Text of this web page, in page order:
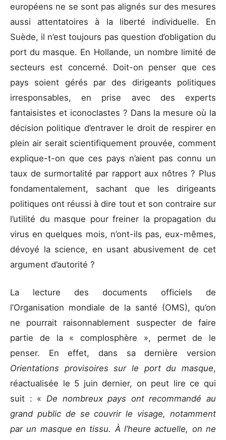
européens ne se sont pas alignés sur des mesures
aussi attentatoires à la liberté individuelle. En
Suède, il n’est toujours pas question d’obligation du
port du masque. En Hollande, un nombre limité de
secteurs est concerné. Doit-on penser que ces
pays soient gérés par des dirigeants politiques
irresponsables, en prise avec des experts
fantaisistes et iconoclastes ? Dans la mesure où la
décision politique d’entraver le droit de respirer en
plein air serait scientifiquement prouvée, comment
explique-t-on que ces pays n’aient pas connu un
taux de surmortalité par rapport aux nôtres ? Plus
fondamentalement, sachant que les dirigeants
politiques ont réussi à dire tout et son contraire sur
l’utilité du masque pour freiner la propagation du
virus en quelques mois, n’ont-ils pas, eux-mêmes,
dévoyé la science, en usant abusivement de cet
argument d’autorité ?
La lecture des documents officiels de
l’Organisation mondiale de la santé (OMS), qu’on
ne pourrait raisonnablement suspecter de faire
partie de la « complosphère », permet de le
penser. En effet, dans sa dernière version
Orientations provisoires sur le port du masque,
réactualisée le 5 juin dernier, on peut lire ce qui
suit : « De nombreux pays ont recommandé au
grand public de se couvrir le visage, notamment
par un masque en tissu. À l’heure actuelle, on ne